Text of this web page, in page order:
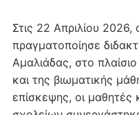
Στις 22 Απριλίου
πραγματοποίησε
Αμαλιάδας, στο
και της βιωματικής
επίσκεψης, οι μαθητές